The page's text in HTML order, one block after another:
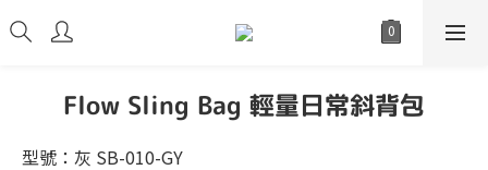
Flow Sling Bag 輕量日常斜背包
型號：灰 SB-010-GY